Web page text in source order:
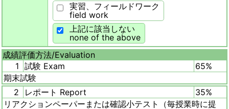
実習、フィールドワーク
field work
上記に該当しない
none of the above
成績評価方法/Evaluation
1 試験 Exam
65%
期末試験
2
レポート Report
35%
リアクションペーパーまたは確認小テスト（毎授業時に提